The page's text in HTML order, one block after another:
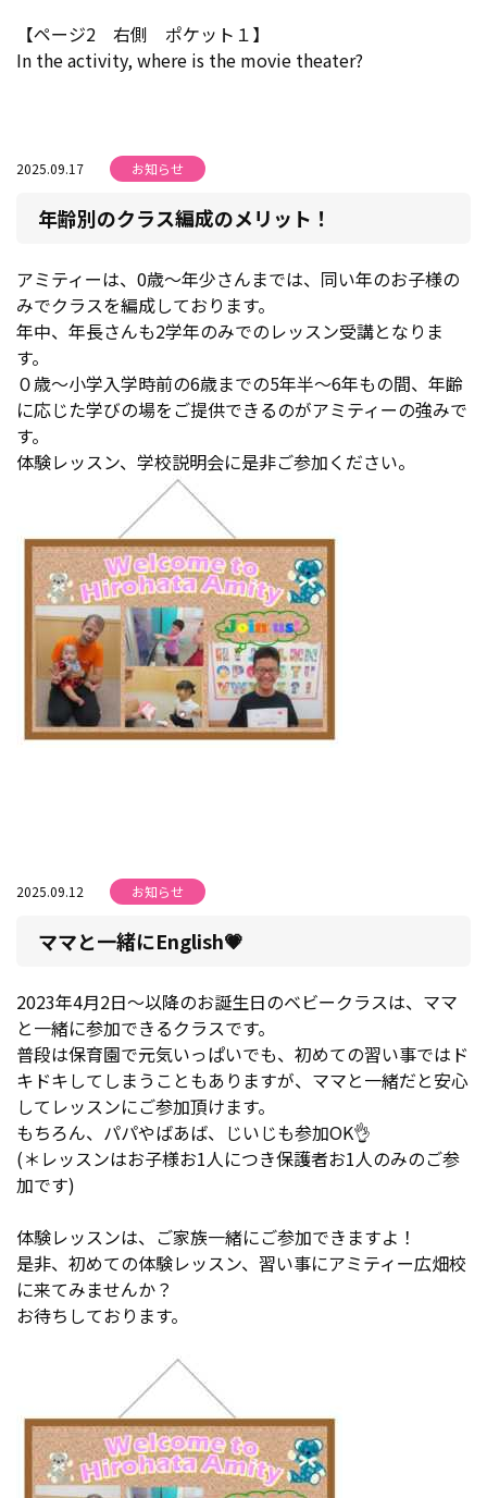
【ページ2 右側 ポケット１】
In the activity, where is the movie theater?
2025.09.17 お知らせ
年齢別のクラス編成のメリット！
アミティーは、0歳～年少さんまでは、同い年のお子様の
みでクラスを編成しております。
年中、年長さんも2学年のみでのレッスン受講となりま
す。
０歳～小学入学時前の6歳までの5年半～6年もの間、年齢
に応じた学びの場をご提供できるのがアミティーの強みで
す。
体験レッスン、学校説明会に是非ご参加ください。
2025.09.12 お知らせ
ママと一緒にEnglish💗
2023年4月2日～以降のお誕生日のベビークラスは、ママ
と一緒に参加できるクラスです。
普段は保育園で元気いっぱいでも、初めての習い事ではド
キドキしてしまうこともありますが、ママと一緒だと安心
してレッスンにご参加頂けます。
もちろん、パパやばあば、じいじも参加OK👌
(＊レッスンはお子様お1人につき保護者お1人のみのご参
加です)
体験レッスンは、ご家族一緒にご参加できますよ！
是非、初めての体験レッスン、習い事にアミティー広畑校
に来てみませんか？
お待ちしております。